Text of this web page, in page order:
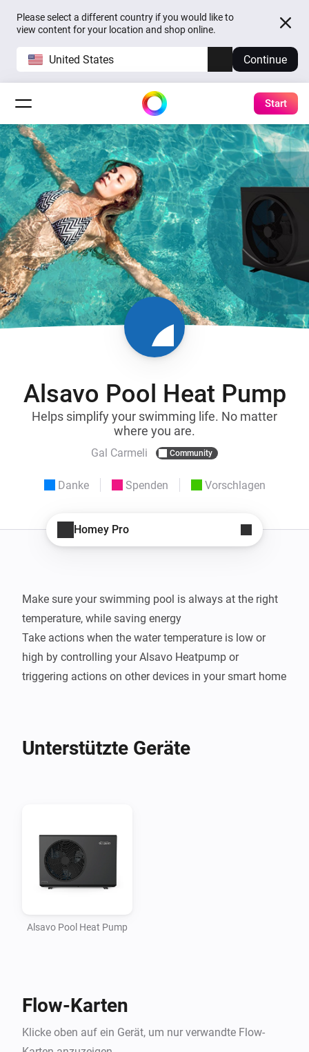
Please select a different country if you would like to
view content for your location and shop online.
United States Continue
Start
Alsavo Pool Heat Pump
Helps simplify your swimming life. No matter
where you are.
Gal Carmeli Community
Danke Spenden Vorschlagen
Homey Pro
Make sure your swimming pool is always at the right
temperature, while saving energy
Take actions when the water temperature is low or
high by controlling your Alsavo Heatpump or
Unterstützte Geräte
Alsavo Pool Heat Pump
Flow-Karten
Klicke oben auf ein Gerät, um nur verwandte Flow-